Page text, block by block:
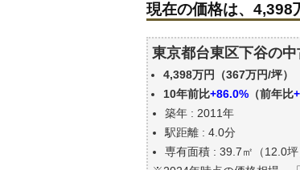
駅からの徒歩距離で
築年数で価格はどう
東京都台東区下谷の
公示地価はいくら
エリアの将来性を人
自分の年収でいくら
現在の価格は、4,398
東京都台東区下谷の
4,398万円（367万円/坪）
10年前比+86.0% （前年比
築年 : 2011年
駅距離 : 4.0分
専有面積 : 39.7㎡（12.0坪